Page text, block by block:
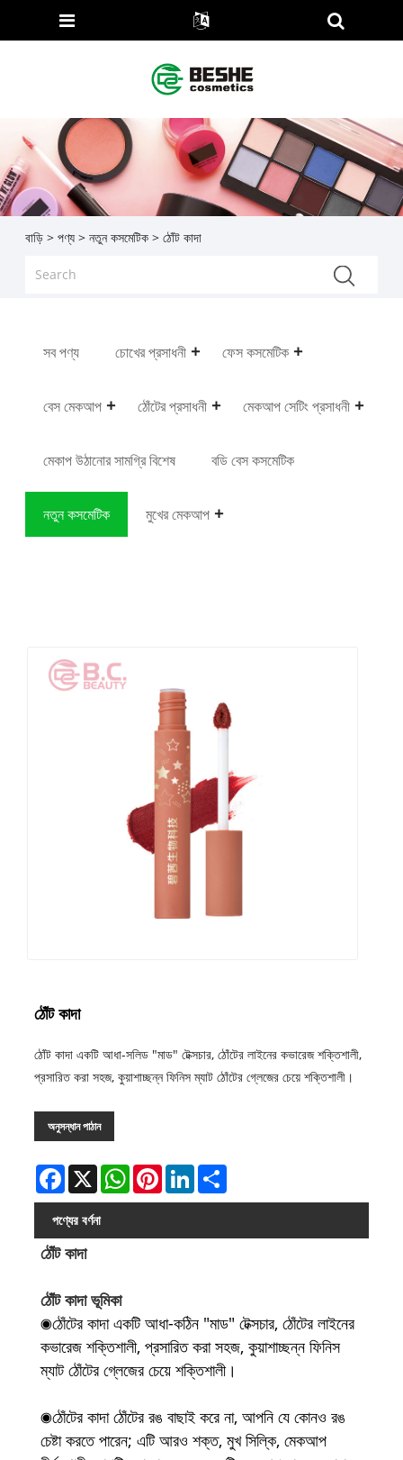
বাড়ি > পণ্য> নতুন কসমেটিক> ঠোঁট কাদা
সব পণ্য চোখের প্রসাধনী ফেস কসমেটিক
বেস মেকআপ ঠোঁটের প্রসাধনী মেকআপ সেটিং প্রসাধনী
মেকাপ উঠানোর সামগ্রি বিশেষ বডি বেস কসমেটিক
নতুন কসমেটিক মুখের মেকআপ
ঠোঁট কাদা
ঠোঁট কাদা একটি আধা-সলিড "মাড" টেক্সচার, ঠোঁটের লাইনের কভারেজ শক্তিশালী,
প্রসারিত করা সহজ, কুয়াশাচ্ছন্ন ফিনিস ম্যাট ঠোঁটের গ্লেজের চেয়ে শক্তিশালী।
অনুসন্ধান পাঠান
Facebook
X WhatsAppPinterestLinkedInShare
পণ্যের বর্ণনা
ঠোঁট কাদা
ঠোঁট কাদা ভূমিকা
◉ঠোঁটের কাদা একটি আধা-কঠিন "মাড" টেক্সচার, ঠোঁটের লাইনের
কভারেজ শক্তিশালী, প্রসারিত করা সহজ, কুয়াশাচ্ছন্ন ফিনিস
ম্যাট ঠোঁটের গ্লেজের চেয়ে শক্তিশালী।
◉ঠোঁটের কাদা ঠোঁটের রঙ বাছাই করে না, আপনি যে কোনও রঙ
চেষ্টা করতে পারেন; এটি আরও শক্ত, মুখ সিল্কি, মেকআপ